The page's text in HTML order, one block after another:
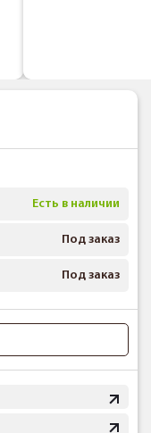
Есть в наличии
Под заказ
Под заказ